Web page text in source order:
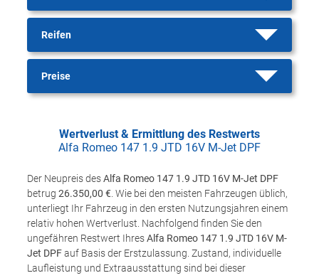
Reifen
Preise
Wertverlust & Ermittlung des Restwerts
Alfa Romeo 147 1.9 JTD 16V M-Jet DPF
Der Neupreis desAlfa Romeo 147 1.9 JTD 16V M-Jet DPF
betrug 26.350,00 € . Wie bei den meisten Fahrzeugen üblich,
unterliegt Ihr Fahrzeug in den ersten Nutzungsjahren einem
relativ hohen Wertverlust. Nachfolgend finden Sie den
ungefähren Restwert IhresAlfa Romeo 147 1.9 JTD 16V M-
Jet DPFauf Basis der Erstzulassung. Zustand, individuelle
Laufleistung und Extraausstattung sind bei dieser